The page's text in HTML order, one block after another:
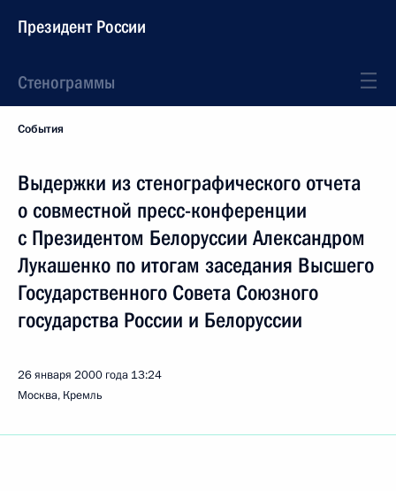
Президент России
Стенограммы
События
Выдержки из стенографического отчета
о совместной пресс-конференции
с Президентом Белоруссии Александром
Лукашенко по итогам заседания Высшего
Государственного Совета Союзного
государства России и Белоруссии
26 января 2000 года 13:24
Москва, Кремль